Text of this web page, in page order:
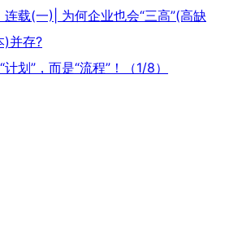
连载(一)| 为何企业也会“三高”(高缺
)并存?
计划”，而是“流程”！（1/8）